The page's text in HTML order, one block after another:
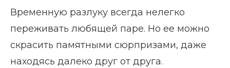
Временную разлуку всегда нелегко
переживать любящей паре. Но ее можно
скрасить памятными сюрпризами, даже
находясь далеко друг от друга.